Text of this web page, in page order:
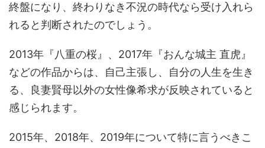
終盤になり、終わりなき不況の時代なら受け入れら
れると判断されたのでしょう。
2013年『八重の桜』、2017年『おんな城主 直虎』
などの作品からは、自己主張し、自分の人生を生き
る、良妻賢母以外の女性像希求が反映されていると
感じられます。
2015年、2018年、2019年について特に言うべきこ